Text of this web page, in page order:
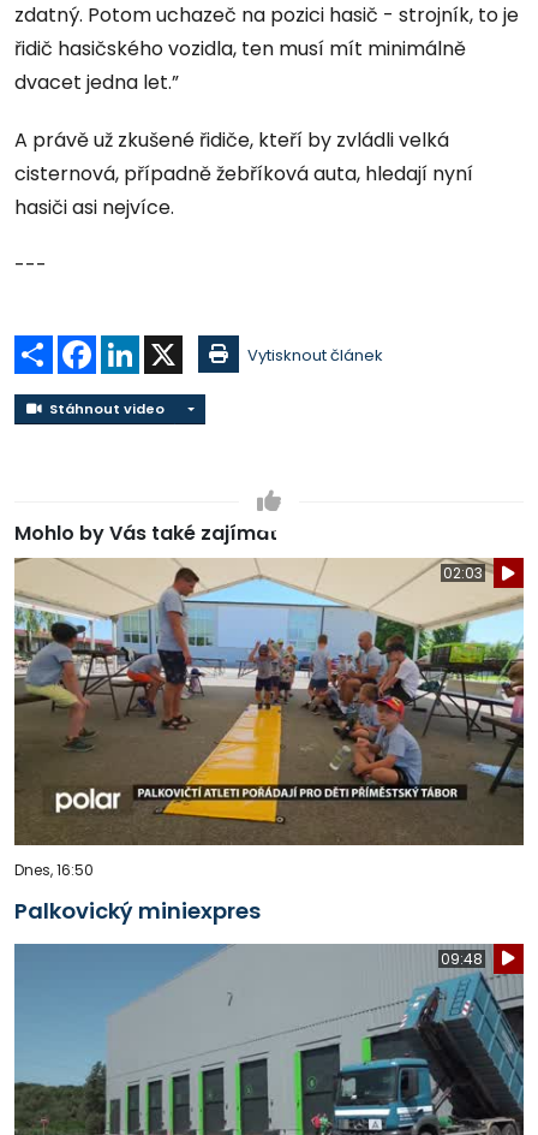
zdatný. Potom uchazeč na pozici hasič - strojník, to je
řidič hasičského vozidla, ten musí mít minimálně
dvacet jedna let.”
A právě už zkušené řidiče, kteří by zvládli velká
cisternová, případně žebříková auta, hledají nyní
hasiči asi nejvíce.
---
Sdílet Facebook
LinkedIn Vytisknout článek
Stáhnout video Stáhnout video
Mohlo by Vás také zajímat
02:03
Dnes, 16:50
Palkovický miniexpres
09:48